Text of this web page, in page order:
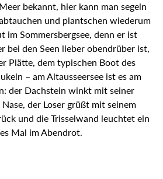
bekannt, hier kann man segeln
und plantschen wiederum
im Sommersbergsee, denn er ist
bei den Seen lieber obendrüber ist,
Plätte, dem typischen Boot des
– am Altausseersee ist es am
der Dachstein winkt mit seiner
der Loser grüßt mit seinem
und die Trisselwand leuchtet ein
Mal im Abendrot.